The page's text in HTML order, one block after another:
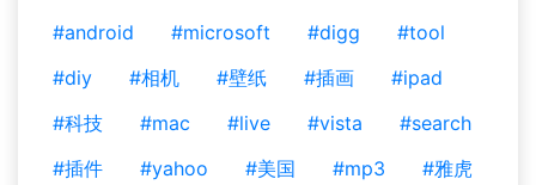
#android
#microsoft #digg
#tool
#diy
#相机 #壁纸 #插画
#ipad
#科技
#mac #live #vista
#search
#插件
#yahoo #美国 #mp3
#雅虎